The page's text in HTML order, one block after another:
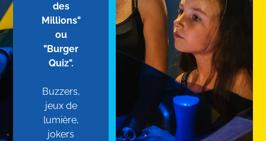
des
Millions"
ou
"Burger
Quiz".
Buzzers,
jeux de
lumière,
jokers